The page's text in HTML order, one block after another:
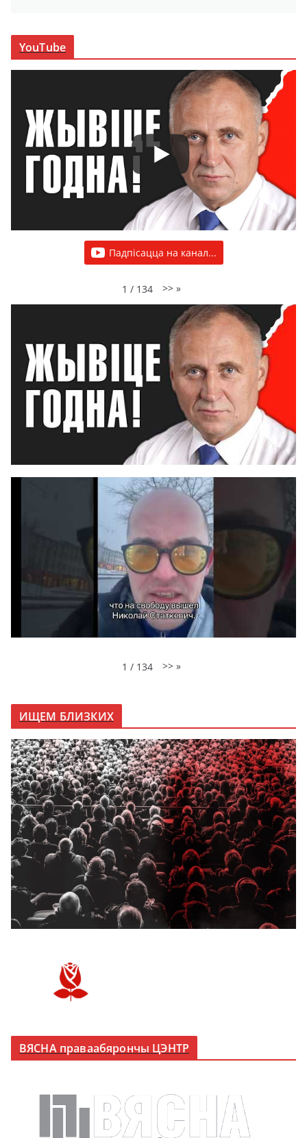
YouTube
Падпісацца на канал...
1 / 134 >> »
1 / 134 >> »
ИЩЕМ БЛИЗКИХ
ВЯСНА праваабярончы ЦЭНТР